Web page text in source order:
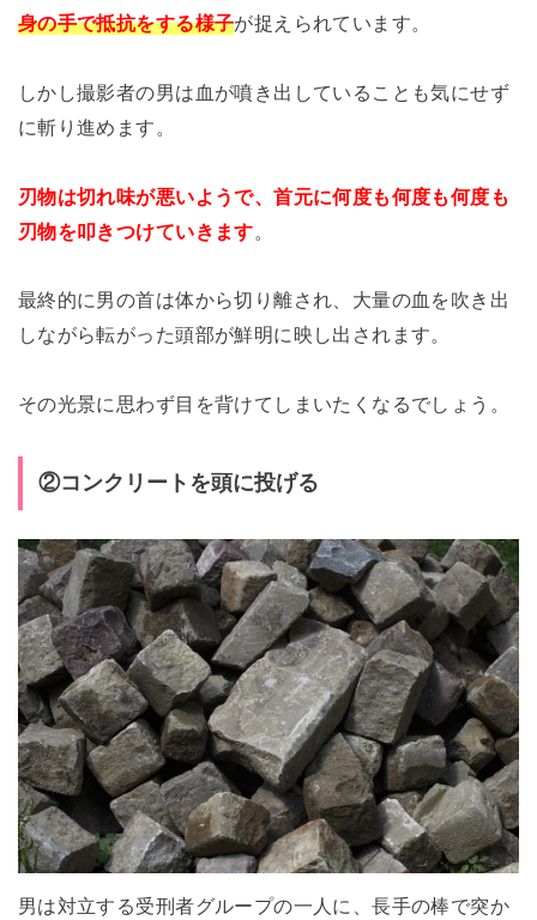
身の手で抵抗をする様子が捉えられています。
しかし撮影者の男は血が噴き出していることも気にせず
に斬り進めます。
刃物は切れ味が悪いようで、首元に何度も何度も何度も
刃物を叩きつけていきます
最終的に男の首は体から切り離され、 大量の血を吹き出
しながら転がった頭部が鮮明に映し出されます。
その光景に思わず目を背けてしまいたくなるでしょう。
②コンクリートを頭に投げる
男は対立する受刑者グループの一人に、長手の棒で突か